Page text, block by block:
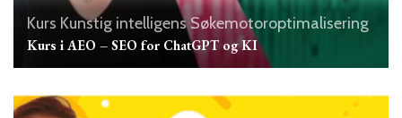
Kurs Kunstig intelligens Søkemotoroptimalisering
Kurs i AEO – SEO for ChatGPT og KI